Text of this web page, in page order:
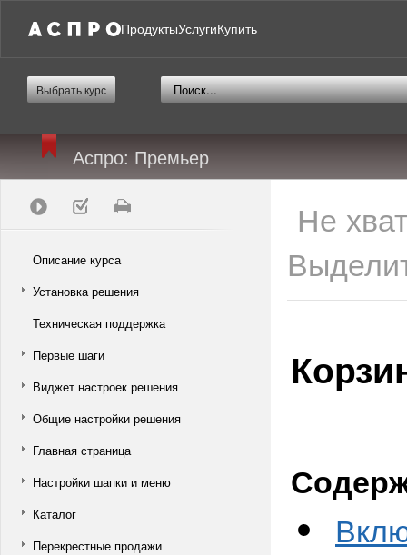
ПродуктыУслугиКупить
Выбрать курс
Аспро: Премьер
Описание курса
Установка решения
Техническая поддержка
Первые шаги
Виджет настроек решения
Общие настройки решения
Главная страница
Настройки шапки и меню
Каталог
Перекрестные продажи
Не